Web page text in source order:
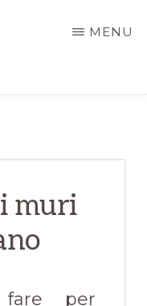
MENU
muri
per